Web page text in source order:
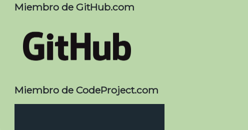
Miembro de GitHub.com
Miembro de CodeProject.com